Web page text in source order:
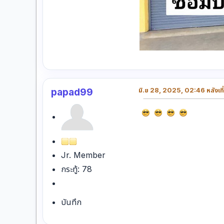
papad99
Jr. Member
กระทู้: 78
บันทึก
มิ.ย 28, 2025, 02:46 หลังเ